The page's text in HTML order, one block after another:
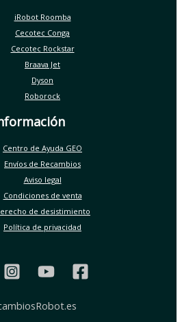
iRobot Roomba
Cecotec Conga
Cecotec Rockstar
Braava Jet
Dyson
Roborock
Centro de Ayuda GEO
Envíos de Recambios
Aviso legal
Condiciones de venta
de desistimiento
Política de privacidad